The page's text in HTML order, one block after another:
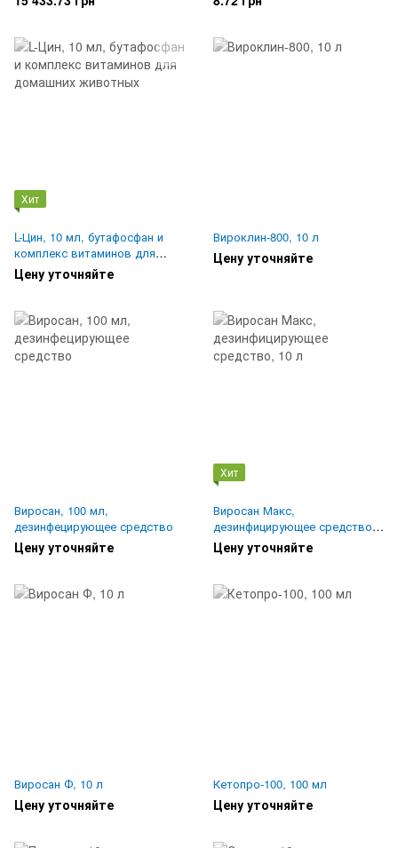
Хит
L-Цин, 10 мл, бутафосфан и
комплекс витаминов для
домашних животных
Цену уточняйте
Вироклин-800, 10 л
Цену уточняйте
Виросан, 100 мл,
дезинфецирующее средство
Цену уточняйте
Хит
Виросан Макс,
дезинфицирующее средство,
10 л
Цену уточняйте
Виросан Ф, 10 л
Цену уточняйте
Кетопро-100, 100 мл
Цену уточняйте